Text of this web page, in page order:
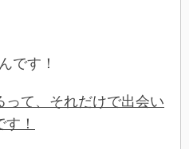
です！
て、それだけで出会い
！